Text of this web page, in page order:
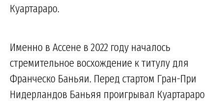
Куартараро.
Именно в Ассене в 2022 году началось
стремительное восхождение к титулу для
Франческо Баньяи. Перед стартом Гран-При
Нидерландов Баньяя проигрывал Куартараро